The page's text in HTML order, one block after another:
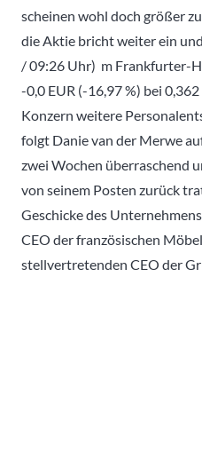
scheinen wohl doch größer
die Aktie bricht weiter ein
/ 09:26 Uhr) m Frankfurter-
-0,0 EUR (-16,97 %) bei
Konzern weitere
folgt Danie van der Merwe
zwei Wochen überraschend
von seinem Posten zurück
Geschicke des
CEO der französischen
stellvertretenden CEO der